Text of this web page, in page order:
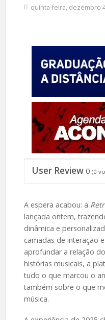
quinta-feira, dezembro
User Review 0 (0
A espera acabou: a
lançada ontem,
dinâmica e
camadas de interação
aprofundar a relação
histórias musicais, a
tudo o que marcou o
também sobre o que
música.